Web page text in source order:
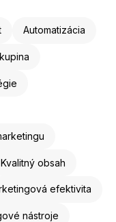
Automatizácia
Kvalitný obsah
efektivita
nástroje